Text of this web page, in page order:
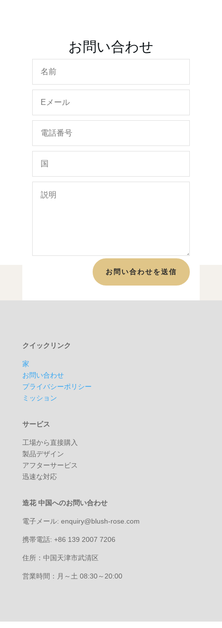
お問い合わせ
お問い合わせを送信
クイックリンク
家
お問い合わせ
プライバシーポリシー
ミッション
サービス
工場から直接購入
製品デザイン
アフターサービス
迅速な対応
造花 中国へのお問い合わせ
電子メール: enquiry@blush-rose.com
携帯電話: +86 139 2007 7206
住所：中国天津市武清区
営業時間：月～土 08:30～20:00